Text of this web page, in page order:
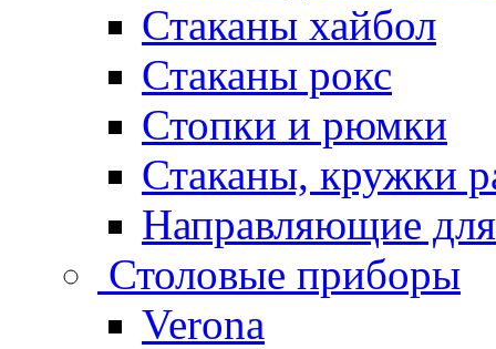
Стаканы хайбол
Стаканы рокс
Стопки и рюмки
Стаканы, кружки
Направляющие
Столовые приборы
Verona